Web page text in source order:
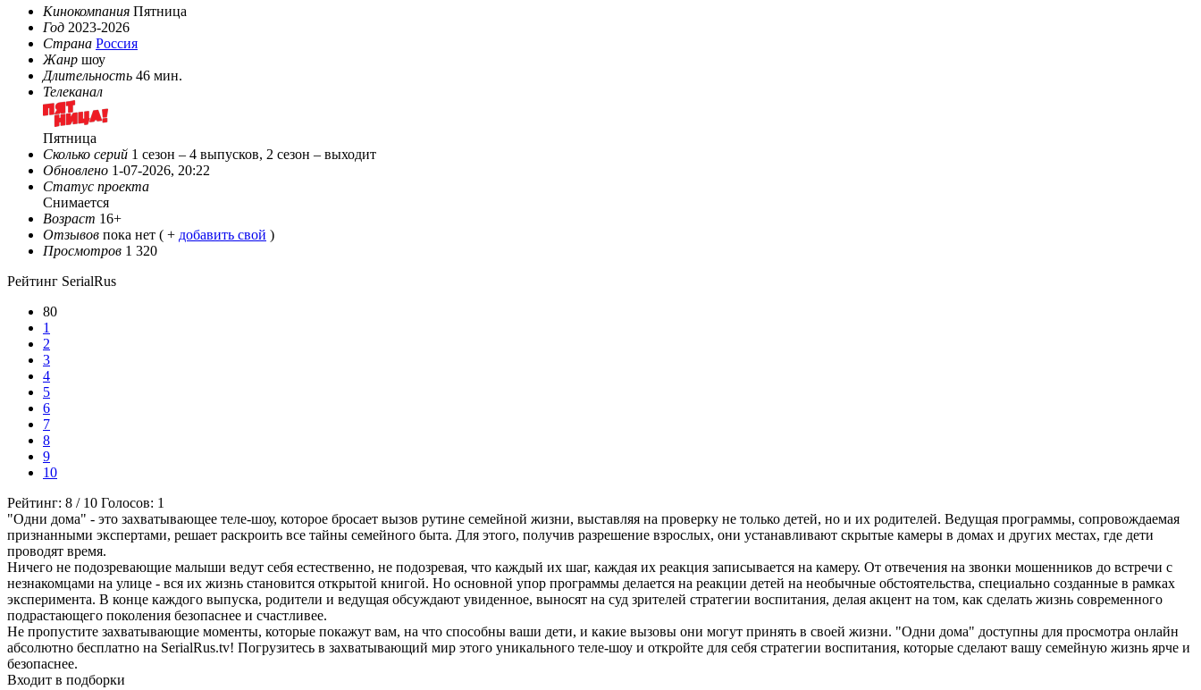
Кинокомпания Пятница
Год 2023-2026
Страна Россия
Жанр шоу
Длительность 46 мин.
Телеканал
Пятница
Сколько серий 1 сезон – 4 выпусков, 2 сезон – выходит
Обновлено 1-07-2026, 20:22
Статус проекта
Снимается
Возраст 16+
Отзывов пока нет ( + добавить свой )
Просмотров 1 320
Рейтинг SerialRus
80
1
2
3
4
5
6
7
8
9
10
Рейтинг: 8 / 10 Голосов: 1
"Одни дома" - это захватывающее теле-шоу, которое бросает вызов рутине семейной жизни, выставляя на проверку не только детей, но и их родителей. Ведущая программы, сопровождаемая
признанными экспертами, решает раскроить все тайны семейного быта. Для этого, получив разрешение взрослых, они устанавливают скрытые камеры в домах и других местах, где дети
проводят время.
Ничего не подозревающие малыши ведут себя естественно, не подозревая, что каждый их шаг, каждая их реакция записывается на камеру. От отвечения на звонки мошенников до встречи с
незнакомцами на улице - вся их жизнь становится открытой книгой. Но основной упор программы делается на реакции детей на необычные обстоятельства, специально созданные в рамках
эксперимента. В конце каждого выпуска, родители и ведущая обсуждают увиденное, выносят на суд зрителей стратегии воспитания, делая акцент на том, как сделать жизнь современного
подрастающего поколения безопаснее и счастливее.
Не пропустите захватывающие моменты, которые покажут вам, на что способны ваши дети, и какие вызовы они могут принять в своей жизни. "Одни дома" доступны для просмотра онлайн
абсолютно бесплатно на SerialRus.tv! Погрузитесь в захватывающий мир этого уникального теле-шоу и откройте для себя стратегии воспитания, которые сделают вашу семейную жизнь ярче и
безопаснее.
Входит в подборки